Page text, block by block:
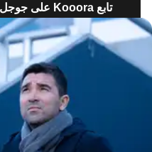
تابع Kooora على جوجل